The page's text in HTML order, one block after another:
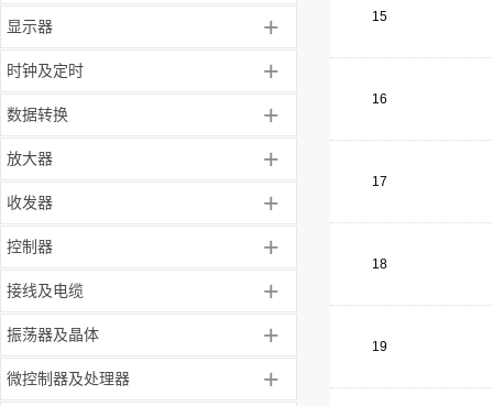
显示器 +
时钟及定时 +
数据转换 +
放大器 +
收发器 +
控制器 +
接线及电缆 +
振荡器及晶体 +
微控制器及处理器 +
15
16
17
18
19